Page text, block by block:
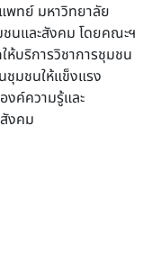
พทย์ มหาวิทยาลัย
นและสังคม โดยคณะฯ
บริการวิชาการชุมชน
มชนให้แข็งแรง
งค์ความรู้และ
งคม